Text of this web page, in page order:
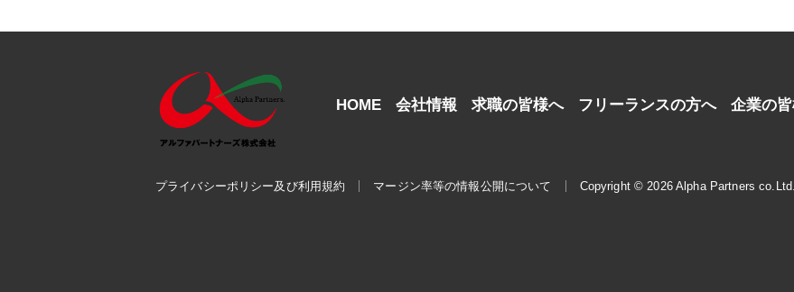
HOME 会社情報 求職の皆様へ フリーランスの方へ 企業の
プライバシーポリシー及び利用規約 マージン率等の情報公開について Copyright © 2026 Alpha Partners co.Ltd.